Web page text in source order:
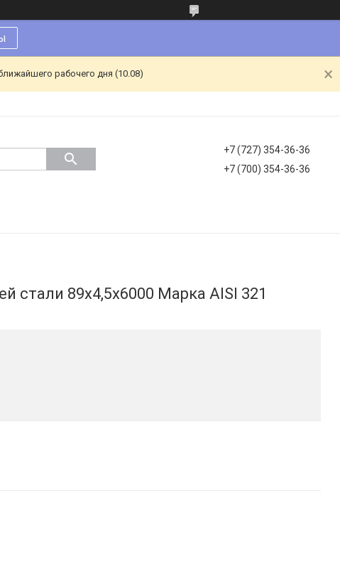
рабочего дня (10.08)
+7 (727) 354-36-36
+7 (700) 354-36-36
стали 89х4,5х6000 Марка AISI 321